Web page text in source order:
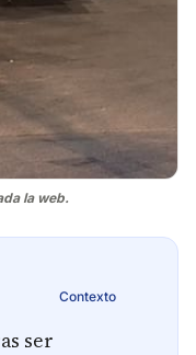
la web.
Contexto
ser